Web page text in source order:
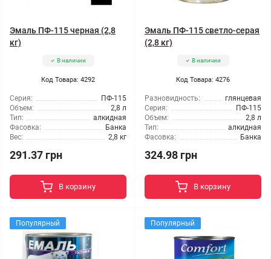
Эмаль ПФ-115 черная (2,8
кг)
В наличии
Код Товара: 4292
Серия:
ПФ-115
Объем:
2,8 л
Тип:
алкидная
Фасовка:
Банка
Вес:
2,8 кг
291.37 грн
В корзину
Эмаль ПФ-115 светло-серая
(2,8 кг)
В наличии
Код Товара: 4276
Разновидность:
глянцевая
Серия:
ПФ-115
Объем:
2,8 л
Тип:
алкидная
Фасовка:
Банка
324.98 грн
В корзину
Популярный Популярный